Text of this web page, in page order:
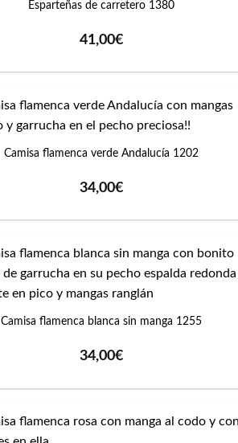
Esparteñas de carretero 1380
41,00€
Camisa flamenca verde Andalucía 1202
34,00€
Camisa flamenca blanca sin manga 1255
34,00€